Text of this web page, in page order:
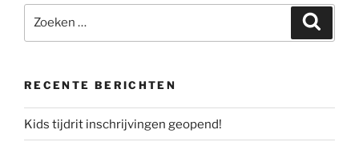
naar:
RECENTE BERICHTEN
Kids tijdrit inschrijvingen geopend!